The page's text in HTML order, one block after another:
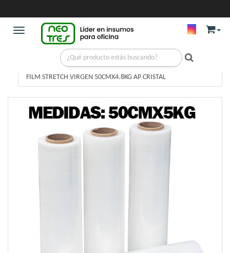
Toggle navigation
EMBALAJE Y BOLSAS/FILM STRECH /
FILM STRETCH VIRGEN 50CMX4.8KG AP CRISTAL